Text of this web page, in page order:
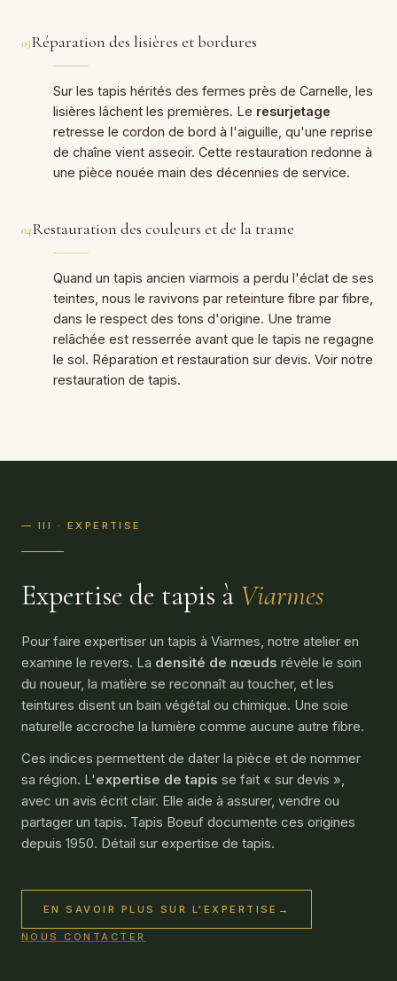
03Réparation des lisières et bordures
Sur les tapis hérités des fermes près de Carnelle, les
lisières lâchent les premières. Le resurjetage
retresse le cordon de bord à l'aiguille, qu'une reprise
de chaîne vient asseoir. Cette restauration redonne à
une pièce nouée main des décennies de service.
04Restauration des couleurs et de la trame
Quand un tapis ancien viarmois a perdu l'éclat de ses
teintes, nous le ravivons par reteinture fibre par fibre,
dans le respect des tons d'origine. Une trame
relâchée est resserrée avant que le tapis ne regagne
le sol. Réparation et restauration sur devis. Voir notre
restauration de tapis.
— III · EXPERTISE
Expertise de tapis à Viarmes
Pour faire expertiser un tapis à Viarmes, notre atelier en
examine le revers. La densité de nœuds révèle le soin
du noueur, la matière se reconnaît au toucher, et les
teintures disent un bain végétal ou chimique. Une soie
naturelle accroche la lumière comme aucune autre fibre.
Ces indices permettent de dater la pièce et de nommer
sa région. L'expertise de tapis se fait « sur devis »,
avec un avis écrit clair. Elle aide à assurer, vendre ou
partager un tapis. Tapis Boeuf documente ces origines
depuis 1950. Détail sur expertise de tapis.
EN SAVOIR PLUS SUR L'EXPERTISE →
NOUS CONTACTER